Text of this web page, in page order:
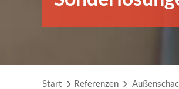
Start Referenzen